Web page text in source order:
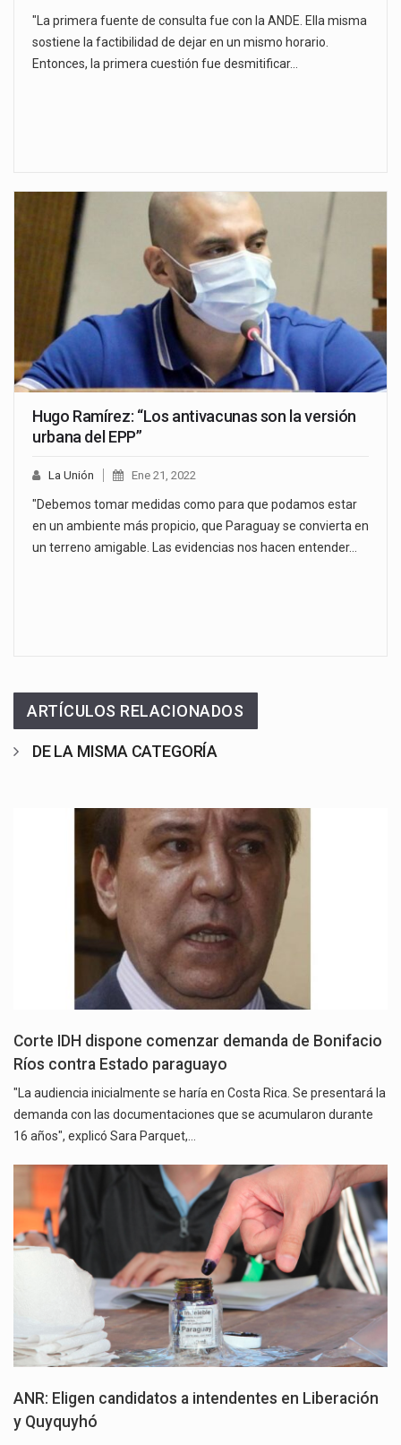
"La primera fuente de consulta fue con la ANDE. Ella misma
sostiene la factibilidad de dejar en un mismo horario.
Entonces, la primera cuestión fue desmitificar…
Hugo Ramírez: “Los antivacunas son la versión
urbana del EPP”
La Unión Ene 21, 2022
"Debemos tomar medidas como para que podamos estar
en un ambiente más propicio, que Paraguay se convierta en
un terreno amigable. Las evidencias nos hacen entender…
ARTÍCULOS RELACIONADOS
DE LA MISMA CATEGORÍA
Corte IDH dispone comenzar demanda de Bonifacio
Ríos contra Estado paraguayo
"La audiencia inicialmente se haría en Costa Rica. Se presentará la
demanda con las documentaciones que se acumularon durante
16 años", explicó Sara Parquet,…
ANR: Eligen candidatos a intendentes en Liberación
y Quyquyhó